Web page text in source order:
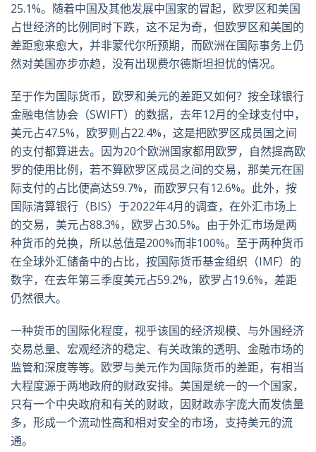
25.1%。随着中国及其他发展中国家的冒起，欧罗区和美国
占世经济的比例同时下跌，这不足为奇，但欧罗区和美国的
差距愈来愈大，并非蒙代尔所预期，而欧洲在国际事务上仍
然对美国亦步亦趋，没有出现费尔德斯坦担忧的情况。
至于作为国际货币，欧罗和美元的差距又如何？按全球银行
金融电信协会（SWIFT）的数据，去年12月的全球支付中，
美元占47.5%，欧罗则占22.4%，这是把欧罗区成员国之间
的支付都算进去。因为20个欧洲国家都用欧罗，自然提高欧
罗的使用比例，若不算欧罗区成员之间的交易，那美元在国
际支付的占比便高达59.7%，而欧罗只有12.6%。此外，按
国际清算银行（BIS）于2022年4月的调查，在外汇市场上
的交易，美元占88.3%，欧罗占30.5%。由于外汇市场是两
种货币的兑换，所以总值是200%而非100%。至于两种货币
在全球外汇储备中的占比，按国际货币基金组织（IMF）的
数字，在去年第三季度美元占59.2%，欧罗占19.6%，差距
仍然很大。
一种货币的国际化程度，视乎该国的经济规模、与外国经济
交易总量、宏观经济的稳定、有关政策的透明、金融市场的
监管和深度等等。欧罗与美元作为国际货币的差距，有相当
大程度源于两地政府的财政安排。美国是统一的一个国家，
只有一个中央政府和有关的财政，因财政赤字庞大而发债量
多，形成一个流动性高和相对安全的市场，支持美元的流
通。